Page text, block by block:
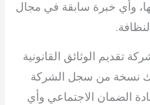
وأي خبرة سابقة في مجال
النظافة.
تقديم الوثائق القانونية
نسخة من سجل الشركة
الضمان الاجتماعي وأي